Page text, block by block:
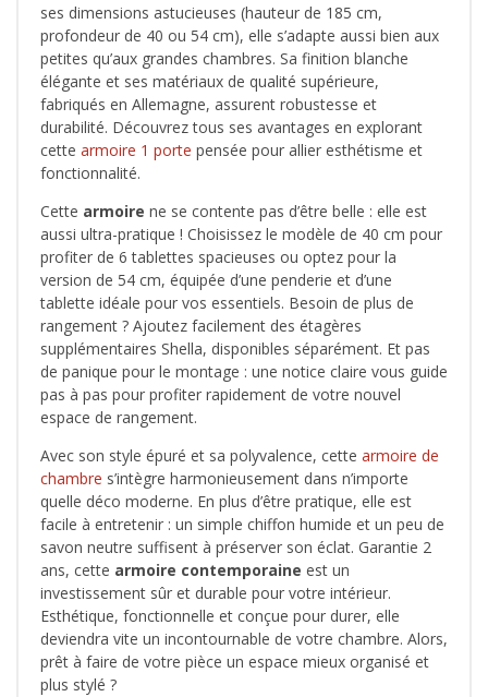
ses dimensions astucieuses (hauteur de 185 cm,
profondeur de 40 ou 54 cm), elle s’adapte aussi bien aux
petites qu’aux grandes chambres. Sa finition blanche
élégante et ses matériaux de qualité supérieure,
fabriqués en Allemagne, assurent robustesse et
durabilité. Découvrez tous ses avantages en explorant
cette armoire 1 porte pensée pour allier esthétisme et
fonctionnalité.
Cette armoire ne se contente pas d’être belle : elle est
aussi ultra-pratique ! Choisissez le modèle de 40 cm pour
profiter de 6 tablettes spacieuses ou optez pour la
version de 54 cm, équipée d’une penderie et d’une
tablette idéale pour vos essentiels. Besoin de plus de
rangement ? Ajoutez facilement des étagères
supplémentaires Shella, disponibles séparément. Et pas
de panique pour le montage : une notice claire vous guide
pas à pas pour profiter rapidement de votre nouvel
espace de rangement.
Avec son style épuré et sa polyvalence, cette armoire de
chambre s’intègre harmonieusement dans n’importe
quelle déco moderne. En plus d’être pratique, elle est
facile à entretenir : un simple chiffon humide et un peu de
savon neutre suffisent à préserver son éclat. Garantie 2
ans, cette armoire contemporaine est un
investissement sûr et durable pour votre intérieur.
Esthétique, fonctionnelle et conçue pour durer, elle
deviendra vite un incontournable de votre chambre. Alors,
prêt à faire de votre pièce un espace mieux organisé et
plus stylé ?